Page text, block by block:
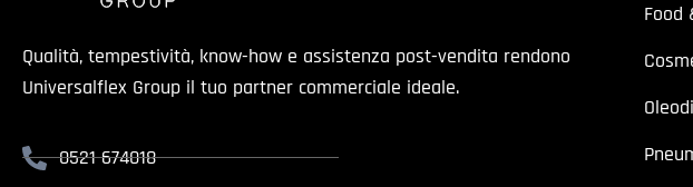
Qualità, tempestività, know-how e assistenza post-vendita rendono
Universalflex Group il tuo partner commerciale ideale.
0521 674018
Food